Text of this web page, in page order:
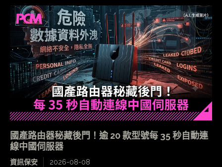
國產路由器秘藏後門！逾 20 款型號每 35 秒自動連
線中國伺服器
資訊保安 2026-08-08